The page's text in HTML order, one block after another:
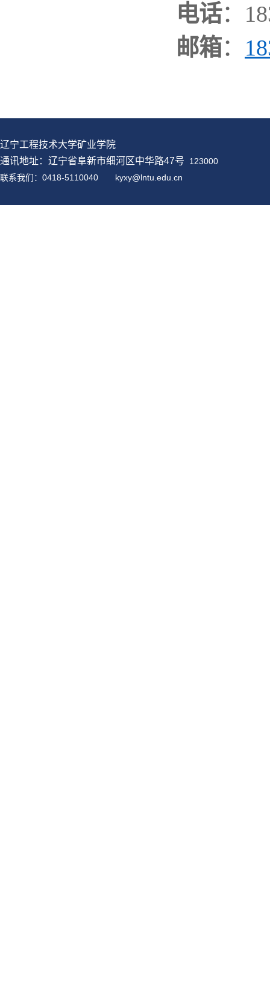
电话：
邮箱：
辽宁工程技术大学矿业学院
通讯地址：辽宁省阜新市细河区中华路47号 123000
联系我们：0418-5110040
kyxy@lntu .edu.cn